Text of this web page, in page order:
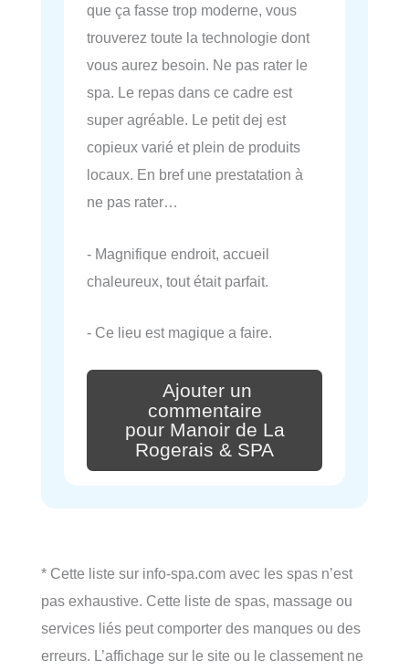
que ça fasse trop moderne, vous
trouverez toute la technologie dont
vous aurez besoin. Ne pas rater le
spa. Le repas dans ce cadre est
super agréable. Le petit dej est
copieux varié et plein de produits
locaux. En bref une prestatation à
ne pas rater…
- Magnifique endroit, accueil
chaleureux, tout était parfait.
- Ce lieu est magique a faire.
Ajouter un
commentaire
pour Manoir de La
Rogerais & SPA
* Cette liste sur info-spa.com avec les spas n’est
pas exhaustive. Cette liste de spas, massage ou
services liés peut comporter des manques ou des
erreurs. L’affichage sur le site ou le classement ne